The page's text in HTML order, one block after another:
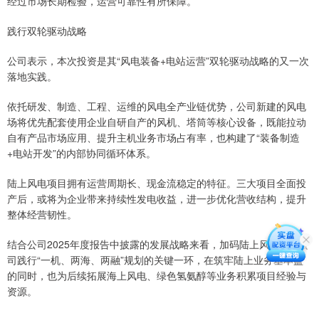
践行双轮驱动战略
公司表示，本次投资是其“风电装备+电站运营”双轮驱动战略的又一次
落地实践。
依托研发、制造、工程、运维的风电全产业链优势，公司新建的风电
场将优先配套使用企业自研自产的风机、塔筒等核心设备，既能拉动
自有产品市场应用、提升主机业务市场占有率，也构建了“装备制造
+电站开发”的内部协同循环体系。
陆上风电项目拥有运营周期长、现金流稳定的特征。三大项目全面投
产后，或将为企业带来持续性发电收益，进一步优化营收结构，提升
整体经营韧性。
结合公司2025年度报告中披露的发展战略来看，加码陆上风电也是公
司践行“一机、两海、两融”规划的关键一环，在筑牢陆上业务基本盘
的同时，也为后续拓展海上风电、绿色氢氨醇等业务积累项目经验与
资源。